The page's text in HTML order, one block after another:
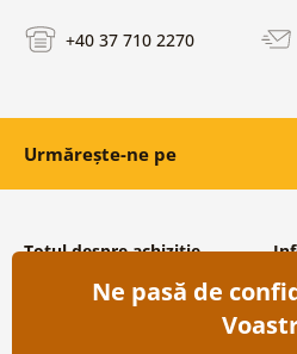
+40 37 710 2270
Urmărește-ne pe
Totul despre achiziție
Condiții și termeni generali
Protecția datelor personale
Transport și modalități de plată
Ne pasă de